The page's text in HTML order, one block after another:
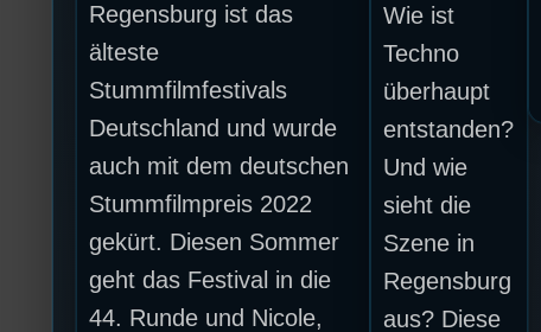
Regensburg ist das
älteste
Stummfilmfestivals
Deutschland und wurde
auch mit dem deutschen
Stummfilmpreis 2022
gekürt. Diesen Sommer
geht das Festival in die
44. Runde und Nicole,
Wie ist
Techno
überhaupt
entstanden?
Und wie
sieht die
Szene in
Regensburg
aus? Diese